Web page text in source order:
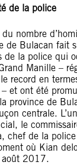
de la police
nombre
de Bulacan fait
de la police qui
Manille –
record en
et ont été
province de
centrale.
le
chef de la
où Kian
août 2017.